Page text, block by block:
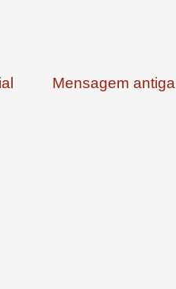
Mensagem antiga